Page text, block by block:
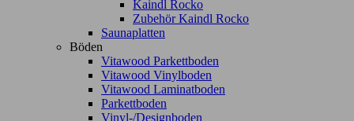
Kaindl Rocko
Zubehör Kaindl Rocko
Saunaplatten
Böden
Vitawood Parkettboden
Vitawood Vinylboden
Vitawood Laminatboden
Parkettboden
Vinyl-/Designboden